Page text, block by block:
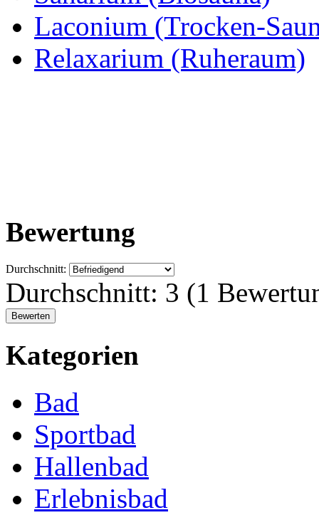
Laconium (Trocken-
Relaxarium (Ruheraum)
Bewertung
Durchschnitt:
Durchschnitt: 3 (1
Kategorien
Bad
Sportbad
Hallenbad
Erlebnisbad